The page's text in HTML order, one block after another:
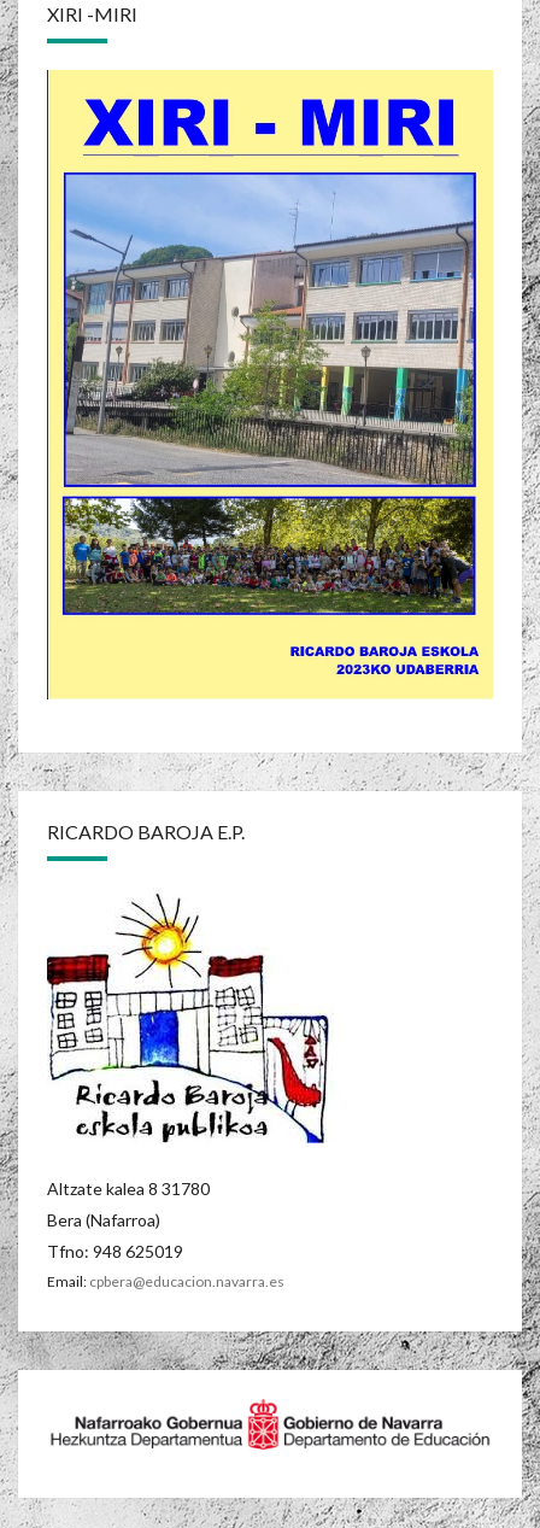
XIRI -MIRI
RICARDO BAROJA E.P.
Altzate kalea 8 31780
Bera (Nafarroa)
Tfno: 948 625019
Email: cpbera@educacion.navarra.es